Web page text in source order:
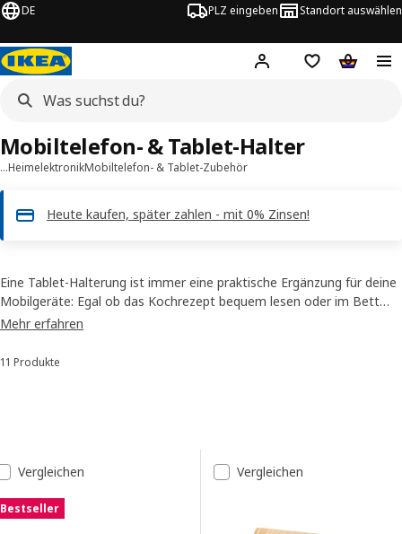
DE PLZ eingeben Standort auswählen
Hej! Hier einloggen
Merkzettel
…HeimelektronikMobiltelefon- & Tablet-Zubehör
Heute kaufen, später zahlen - mit 0% Zinsen!
Mobiltelefon- & Tablet-Halter
Eine Tablet-Halterung ist immer eine praktische Ergänzung für deine
Mobilgeräte: Egal ob das Kochrezept bequem lesen oder im Bett
einen Film gucken. Es gibt sie auch als Mobiltelefon-Halterung. So
Suchen gehört der Vergangenheit an.
Mehr erfahren
Sortieren und Filtern
11 Produkte
Liste der Ergebnisse
Vergleichen
Bestseller
Vergleichen